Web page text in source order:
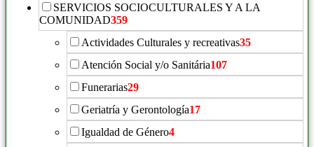
SERVICIOS SOCIOCULTURALES Y A LA
COMUNIDAD359
Actividades Culturales y recreativas35
Atención Social y/o Sanitária107
Funerarias29
Geriatría y Gerontología17
Igualdad de Género4